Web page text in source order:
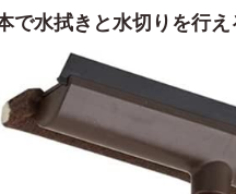
で水拭きと水切りを行え